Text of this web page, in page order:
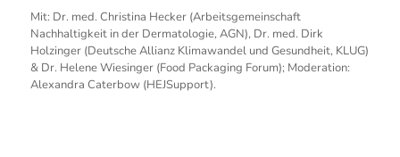
Mit: Dr. med. Christina Hecker (Arbeitsgemeinschaft
Nachhaltigkeit in der Dermatologie, AGN), Dr. med. Dirk
Holzinger (Deutsche Allianz Klimawandel und Gesundheit, KLUG)
& Dr. Helene Wiesinger (Food Packaging Forum); Moderation:
Alexandra Caterbow (HEJSupport).